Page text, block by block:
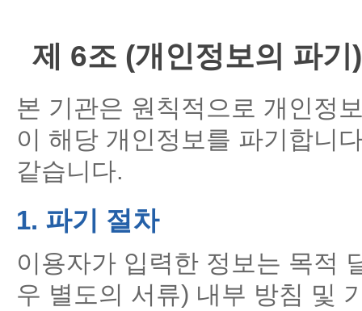
제 6조 (개인정보의 파기)
본 기관은 원칙적으로 개인정
이 해당 개인정보를 파기합니
같습니다.
1. 파기 절차
이용자가 입력한 정보는 목적
우 별도의 서류) 내부 방침 및